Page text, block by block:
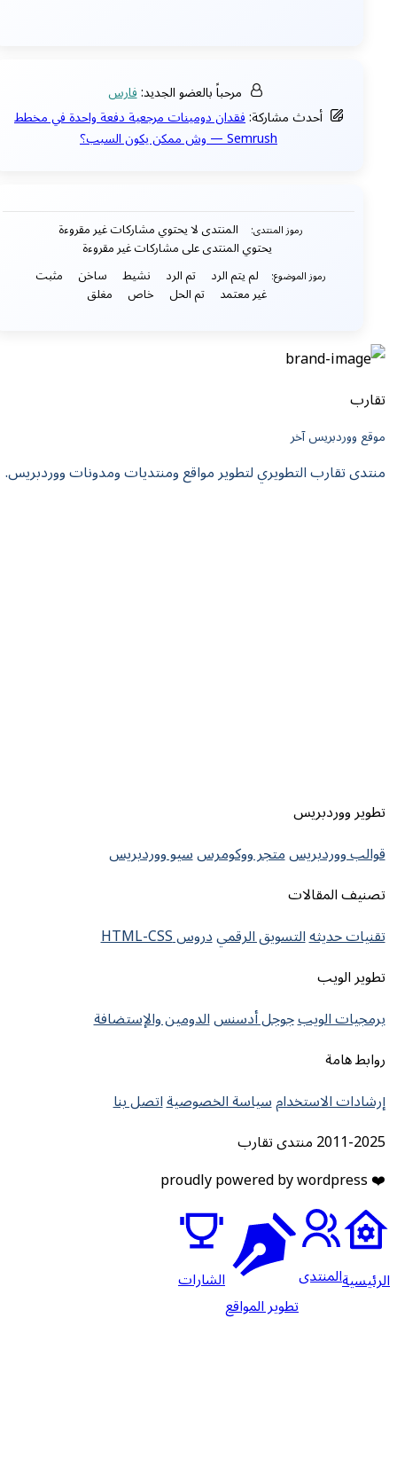
مرحباً بالعضو الجديد:فارس
أحدث مشاركة:فقدان دومينات مرجعية دفعة واحدة في مخطط
Semrush — وش ممكن يكون السبب؟
رموز المنتدى: المنتدى لا يحتوي مشاركات غير مقروءة
يحتوي المنتدى على مشاركات غير مقروءة
رموز الموضوع: لم يتم الرد تم الرد نشيط ساخن مثبت
غير معتمد تم الحل خاص مغلق
تقارب
موقع ووردبريس آخر
منتدى تقارب التطويري لتطوير مواقع ومنتديات ومدونات ووردبريس.
تطوير ووردبريس
قوالب ووردبريسمتجر ووكومرسسيو ووردبريس
تصنيف المقالات
تقنيات حديثهالتسويق الرقميدروس HTML-CSS
تطوير الويب
برمجيات الويبجوجل أدسنسالدومين والإستضافة
روابط هامة
إرشادات الاستخدامسياسة الخصوصيةاتصل بنا
2011-2025 منتدى تقارب
❤️ proudly powered by wordpress
الرئيسيةالمنتدى
تطوير المواقع
الشارات